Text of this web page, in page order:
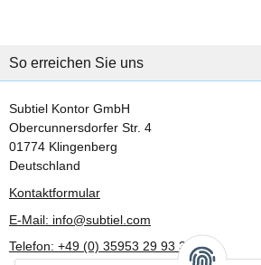
So erreichen Sie uns
Subtiel Kontor GmbH
Obercunnersdorfer Str. 4
01774 Klingenberg
Deutschland
Kontaktformular
E-Mail: info@subtiel.com
Telefon: +49 (0) 35953 29 93 30